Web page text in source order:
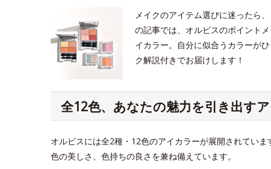
メイクのアイテム選びに迷ったら
の記事では、オルビスのポイント
イカラー。自分に似合うカラーが
ク解説付きでお届けします！
全12色、あなたの魅力を引き出す
オルビスには全2種・12色のアイカラーが展開されてい
色の美しさ、色持ちの良さを兼ね備えています。